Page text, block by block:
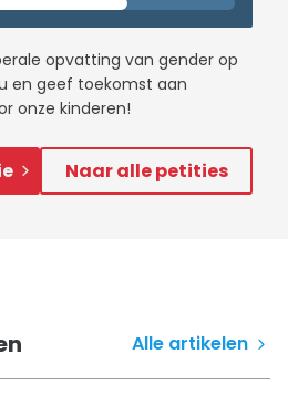
opvatting van gender op
en geef toekomst aan
onze kinderen!
Naar alle petities
Alle artikelen